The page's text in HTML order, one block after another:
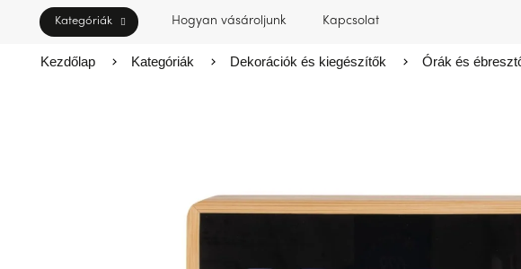
Hogyan vásároljunk Kapcsolat
Kezdőlap Kategóriák Dekorációk és kiegészítők Órák és